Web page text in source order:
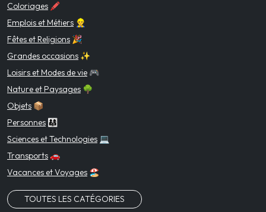
Coloriages 🖍️
Emplois et Métiers 👷‍♂️
Fêtes et Religions 🎉
Grandes occasions ✨
Loisirs et Modes de vie 🎮
Nature et Paysages 🌳
Objets 📦
Personnes 👨‍👩‍👧
Sciences et Technologies 💻
Transports🚗
Vacances et Voyages 🏖️
TOUTES LES CATÉGORIES